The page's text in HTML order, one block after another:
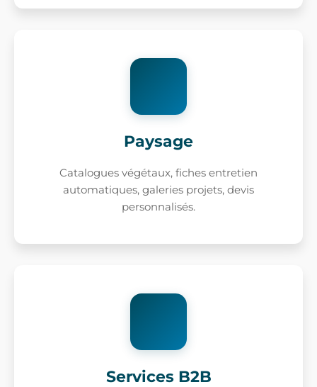
Paysage
Catalogues végétaux, fiches entretien
automatiques, galeries projets, devis
personnalisés.
Services B2B